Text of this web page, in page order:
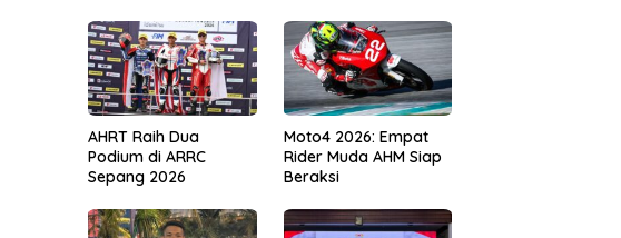
AHRT Raih Dua
Podium di ARRC
Sepang 2026
Moto4 2026: Empat
Rider Muda AHM Siap
Beraksi